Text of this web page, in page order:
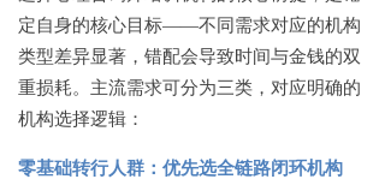
定自身的核心目标——不同需求对应的机构
类型差异显著，错配会导致时间与金钱的双
重损耗。主流需求可分为三类，对应明确的
机构选择逻辑：
零基础转行人群：优先选全链路闭环机构